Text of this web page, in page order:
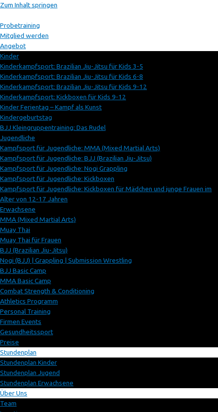
Zum Inhalt springen
Probetraining
Mitglied werden
Angebot
Kinder
Kinderkampfsport: Brazilian Jiu-Jitsu für Kids 3-5
Kinderkampfsport: Brazilian Jiu-Jitsu für Kids 6-8
Kinderkampfsport: Brazilian Jiu-Jitsu für Kids 9-12
Kinderkampfsport: Kickboxen für Kids 9-12
Kinder Ferientag – Kampf als Kunst
Kindergeburtstag
BJJ Kleingruppentraining: Das Rudel
Jugendliche
Kampfsport für Jugendliche: MMA (Mixed Martial Arts)
Kampfsport für Jugendliche: BJJ (Brazilian Jiu-Jitsu)
Kampfsport für Jugendliche: Nogi Grappling
Kampfsport für Jugendliche: Kickboxen
Kampfsport für Jugendliche: Kickboxen für Mädchen und junge Frauen im
Alter von 12-17 Jahren
Erwachsene
MMA (Mixed Martial Arts)
Muay Thai
Muay Thai für Frauen
BJJ (Brazilian Jiu-Jitsu)
Nogi (BJJ) | Grappling | Submission Wrestling
BJJ Basic Camp
MMA Basic Camp
Combat Strength & Conditioning
Athletics Programm
Personal Training
Firmen Events
Gesundheitssport
Preise
Stundenplan
Stundenplan Kinder
Stundenplan Jugend
Stundenplan Erwachsene
Über Uns
Team